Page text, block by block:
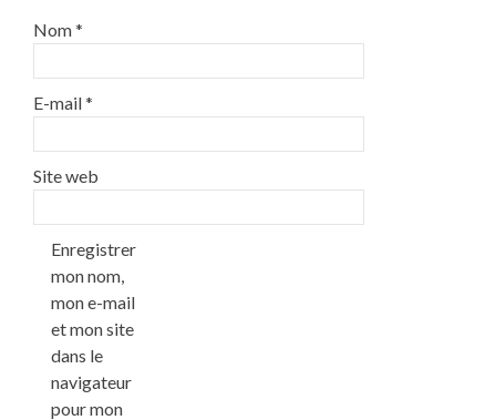
Nom*
E-mail*
Site web
Enregistrer
mon nom,
mon e-mail
et mon site
dans le
navigateur
pour mon